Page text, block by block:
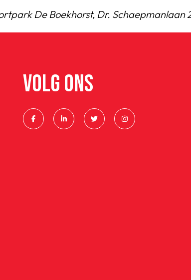
De Boekhorst, Dr. Schaepmanlaan
VOLG ONS